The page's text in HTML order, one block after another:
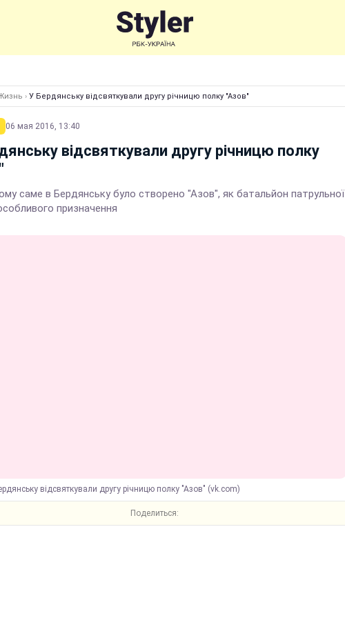
› У Бердянську відсвяткували другу річницю полку "Азов"
06 мая 2016, 13:40
відсвяткували другу річницю полку
саме в Бердянську було створено "Азов", як батальйон патрульної
призначення
відсвяткували другу річницю полку "Азов" (vk.com)
Поделиться: